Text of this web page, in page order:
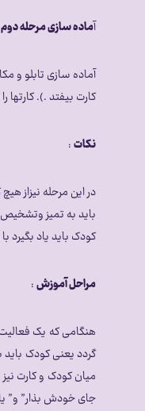
آماده سازی مرحله دوم
آماده سازی تابلو و
کارت بیفتد .).
نکات:
در این مرحله نیزاز
باید به تمیز
کودک باید یاد بگیرد
مراحل آموزش:
هنگامی که یک
گردد یعنی کودک
میان کودک و کارت
جای خودش بذار” و”